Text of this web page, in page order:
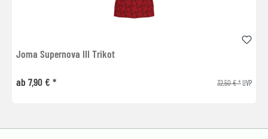
Joma Supernova III Trikot
ab 7,90 € * 32,50 € *UVP